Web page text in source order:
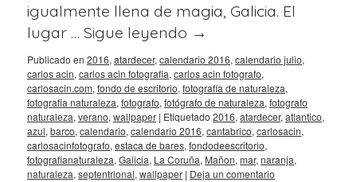
igualmente llena de magia, Galicia. El
lugar … Sigue leyendo →
Publicado en 2016, atardecer, calendario 2016, calendario julio,
carlos acin, carlos acin fotografia, carlos acin fotografo,
carlosacin.com, fondo de escritorio, fotografía de naturaleza,
fotografia naturaleza, fotografo, fotógrafo de naturaleza, fotografo
naturaleza, verano, wallpaper | Etiquetado 2016, atardecer, atlantico,
azul, barco, calendario, calendario 2016, cantabrico, carlosacin,
carlosacinfotografo, estaca de bares, fondodeescritorio,
fotografianaturaleza, Galicia, La Coruña, Mañon, mar, naranja,
naturaleza, septentrional, wallpaper | Deja un comentario